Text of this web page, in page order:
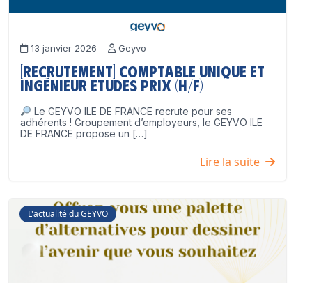
13 janvier 2026 Geyvo
[Recrutement] Comptable unique et
Ingénieur Etudes Prix (H/F)
Le GEYVO ILE DE FRANCE recrute pour ses
adhérents ! Groupement d’employeurs, le GEYVO ILE
DE FRANCE propose un […]
Lire la suite
L'actualité du GEYVO